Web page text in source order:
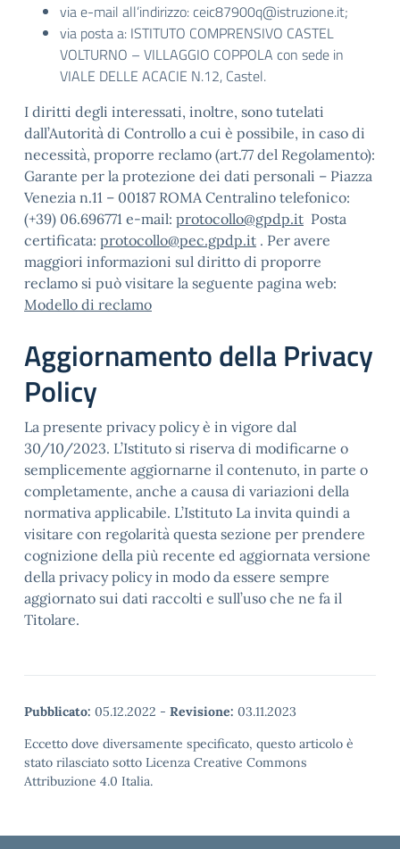
via e-mail all’indirizzo: ceic87900q@istruzione.it;
via posta a: ISTITUTO COMPRENSIVO CASTEL
VOLTURNO – VILLAGGIO COPPOLA con sede in
VIALE DELLE ACACIE N.12, Castel.
I diritti degli interessati, inoltre, sono tutelati
dall’Autorità di Controllo a cui è possibile, in caso di
necessità, proporre reclamo (art.77 del Regolamento):
Garante per la protezione dei dati personali – Piazza
Venezia n.11 – 00187 ROMA Centralino telefonico:
(+39) 06.696771 e-mail: protocollo@gpdp.it Posta
certificata: protocollo@pec.gpdp.it . Per avere
maggiori informazioni sul diritto di proporre
reclamo si può visitare la seguente pagina web:
Modello di reclamo
Aggiornamento della Privacy
Policy
La presente privacy policy è in vigore dal
30/10/2023. L’Istituto si riserva di modificarne o
semplicemente aggiornarne il contenuto, in parte o
completamente, anche a causa di variazioni della
normativa applicabile. L’Istituto La invita quindi a
visitare con regolarità questa sezione per prendere
cognizione della più recente ed aggiornata versione
della privacy policy in modo da essere sempre
aggiornato sui dati raccolti e sull’uso che ne fa il
Titolare.
Pubblicato: 05.12.2022 - Revisione: 03.11.2023
Eccetto dove diversamente specificato, questo articolo è
stato rilasciato sotto Licenza Creative Commons
Attribuzione 4.0 Italia.